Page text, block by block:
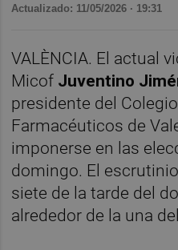
Actualizado: 11/05/2026 · 19:31
VALÈNCIA. El actual
Micof Juventino
presidente del
Farmacéuticos de
imponerse en las
domingo. El
siete de la tarde del
alrededor de la una